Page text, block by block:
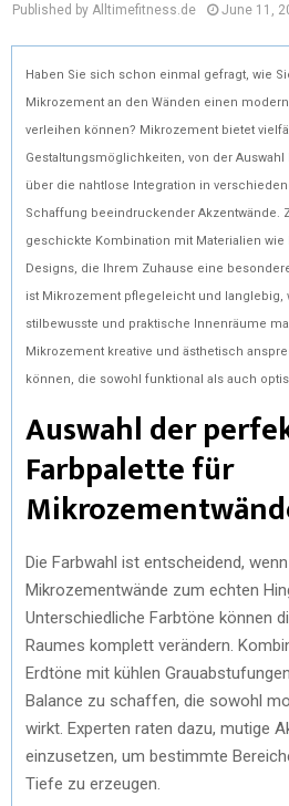
Published by Alltimefitness.de June 11,
Haben Sie sich schon einmal gefragt, wie
Mikrozement an den Wänden einen
verleihen können? Mikrozement bietet
Gestaltungsmöglichkeiten, von der
über die nahtlose Integration in
Schaffung beeindruckender Akzentwände.
geschickte Kombination mit Materialien
Designs, die Ihrem Zuhause eine
ist Mikrozement pflegeleicht und langlebig,
stilbewusste und praktische Innenräume
Mikrozement kreative und ästhetisch
können, die sowohl funktional als auch
Auswahl der
Farbpalette für
Die Farbwahl ist entscheidend,
Mikrozementwände zum echten
Unterschiedliche Farbtöne können
Raumes komplett verändern.
Erdtöne mit kühlen
Balance zu schaffen, die sowohl
wirkt. Experten raten dazu, mutige
einzusetzen, um bestimmte
Tiefe zu erzeugen.